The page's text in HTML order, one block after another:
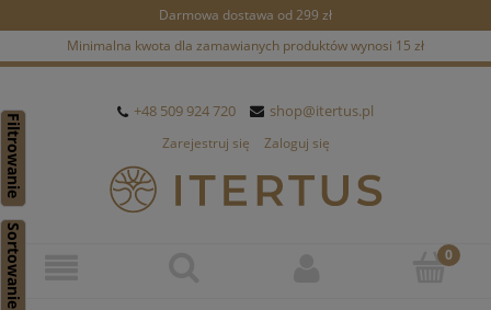
Darmowa dostawa od 299 zł
Minimalna kwota dla zamawianych produktów wynosi 15 zł
+48 509 924 720 shop@itertus.pl
Zarejestruj się Zaloguj się
Filtrowanie
Sortowanie